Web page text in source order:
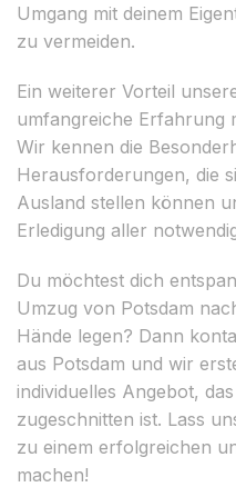
Umgang mit deinem
zu vermeiden.
Ein weiterer Vorteil
umfangreiche Erfahrung
Wir kennen die
Herausforderungen, die
Ausland stellen können
Erledigung aller
Du möchtest dich
Umzug von Potsdam
Hände legen? Dann
aus Potsdam und wir
individuelles Angebot,
zugeschnitten ist. Lass
zu einem erfolgreichen
machen!